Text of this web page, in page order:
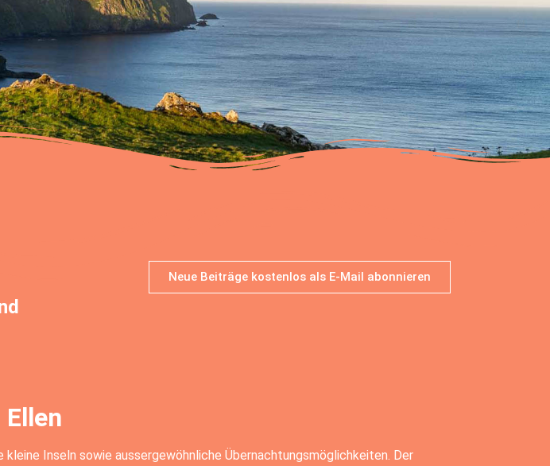
Neue Beiträge kostenlos als E-Mail abonnieren
kleine Inseln sowie aussergewöhnliche Übernachtungsmöglichkeiten. Der